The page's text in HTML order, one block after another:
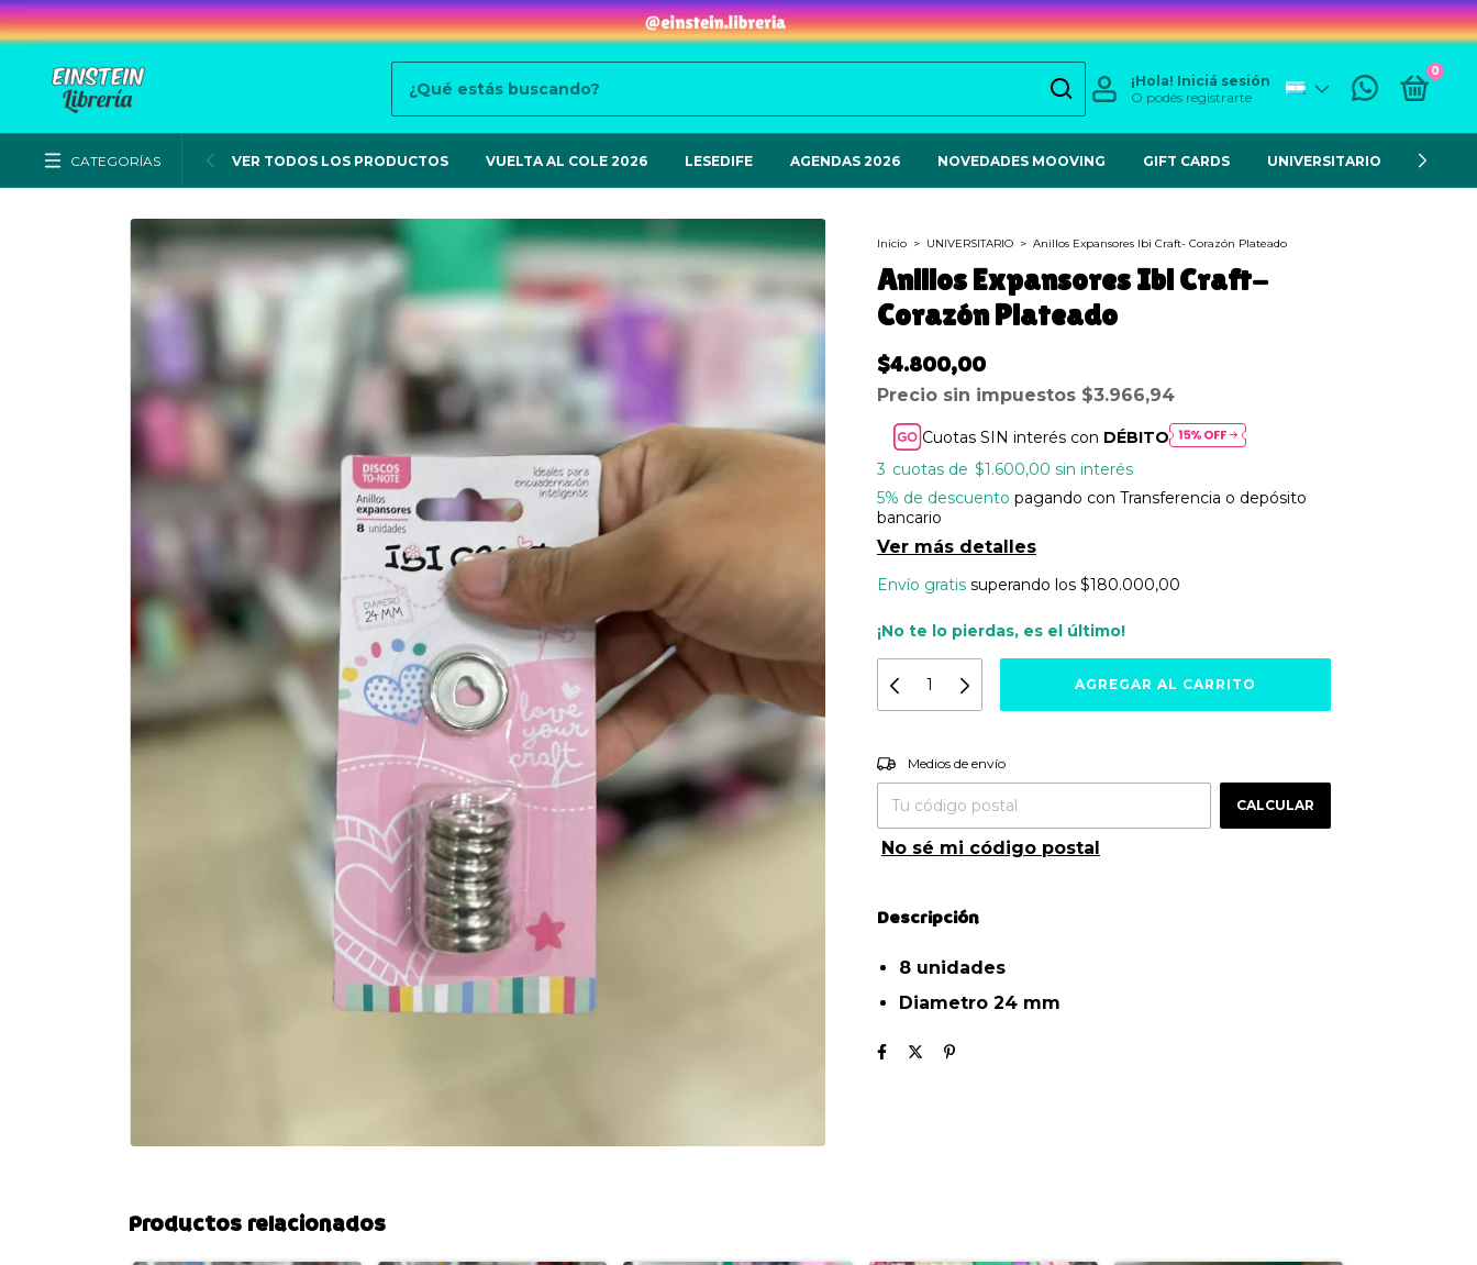
¡Hola! Iniciá sesión
O podés registrarte
0
CATEGORÍAS VER TODOS LOS PRODUCTOS VUELTA AL COLE 2026 LESEDIFE AGENDAS 2026 NOVEDADES MOOVING GIFT CARDS UNIVERSITARIO
Inicio > UNIVERSITARIO > Anillos Expansores Ibi Craft- Corazón Plateado
Anillos Expansores Ibi Craft-
Corazón Plateado
$4.800,00
Precio sin impuestos $3.966,94
Cuotas SIN interés con DÉBITO
3
$1.600,00 sin interés
5% de descuento pagando con Transferencia o depósito
bancario
Ver más detalles
Envío gratis superando los $180.000,00
¡No te lo pierdas, es el último!
Entregas para el CP:
Medios de envío
CALCULAR
No sé mi código postal
Descripción
8 unidades
Diametro 24 mm
Productos relacionados